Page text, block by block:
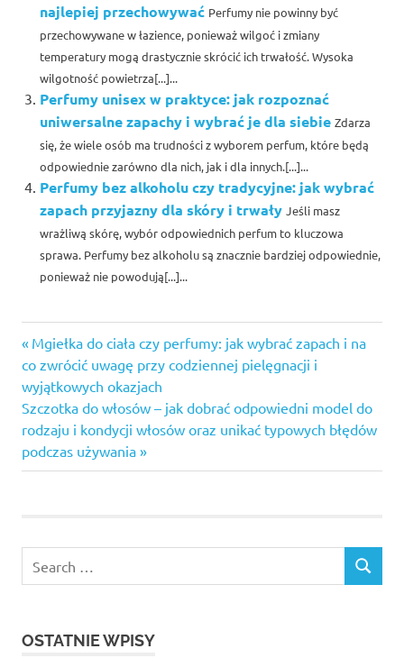
najlepiej przechowywać Perfumy nie powinny być
przechowywane w łazience, ponieważ wilgoć i zmiany
temperatury mogą drastycznie skrócić ich trwałość. Wysoka
wilgotność powietrza[...]...
Perfumy unisex w praktyce: jak rozpoznać
uniwersalne zapachy i wybrać je dla siebie Zdarza
się, że wiele osób ma trudności z wyborem perfum, które będą
odpowiednie zarówno dla nich, jak i dla innych.[...]...
Perfumy bez alkoholu czy tradycyjne: jak wybrać
zapach przyjazny dla skóry i trwały Jeśli masz
wrażliwą skórę, wybór odpowiednich perfum to kluczowa
sprawa. Perfumy bez alkoholu są znacznie bardziej odpowiednie,
ponieważ nie powodują[...]...
Nawigacja
wpisu
Previous
Post:
Mgiełka do ciała czy perfumy: jak wybrać zapach i na
co zwrócić uwagę przy codziennej pielęgnacji i
wyjątkowych okazjach
Next
Post:
Szczotka do włosów – jak dobrać odpowiedni model do
rodzaju i kondycji włosów oraz unikać typowych błędów
podczas używania
OSTATNIE WPISY